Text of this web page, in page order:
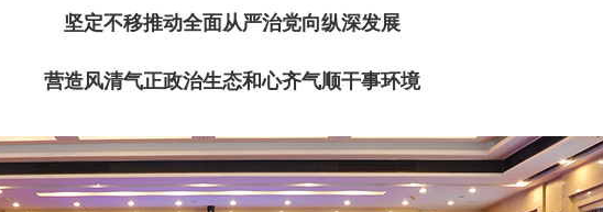
坚定不移推动全面从严治党向纵深发展
营造风清气正政治生态和心齐气顺干事环境